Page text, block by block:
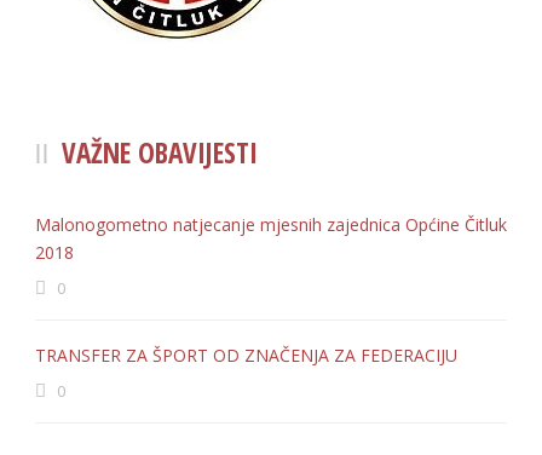
VAŽNE OBAVIJESTI
Malonogometno natjecanje mjesnih zajednica Općine Čitluk
2018
0
TRANSFER ZA ŠPORT OD ZNAČENJA ZA FEDERACIJU
0